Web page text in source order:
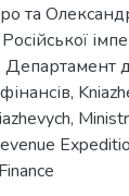
та
Департамент
,
,